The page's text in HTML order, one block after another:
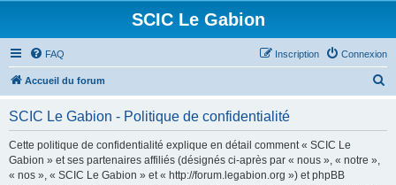
SCIC Le Gabion
FAQ Connexion
Inscription
Accueil du forum
SCIC Le Gabion - Politique de confidentialité
Cette politique de confidentialité explique en détail comment « SCIC Le
Gabion » et ses partenaires affiliés (désignés ci-après par « nous », « notre »,
« nos », « SCIC Le Gabion » et « http://forum.legabion.org ») et phpBB